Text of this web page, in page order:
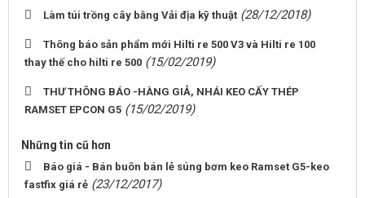
Làm túi trồng cây bằng Vải địa kỹ thuật (28/12/2018)
Thông báo sản phẩm mới Hilti re 500 V3 và Hilti re 100
thay thế cho hilti re 500 (15/02/2019)
THƯ THÔNG BÁO -HÀNG GIẢ, NHÁI KEO CẤY THÉP
RAMSET EPCON G5 (15/02/2019)
Những tin cũ hơn
Báo giá - Bán buôn bán lẻ súng bơm keo Ramset G5-keo
fastfix giá rẻ (23/12/2017)